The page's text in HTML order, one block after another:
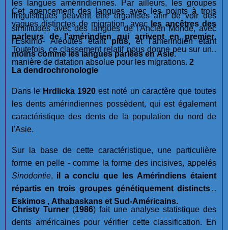
les langues amérindiennes. Par ailleurs, les groupes
linguistiques peuvent être organisés afin de voir des
similitudes avec des langues de l'Ancien Monde, avec
l'Eskimo- Aléoutes êtantplus, et l'amerindien étant
moins comme les langues parlées en Asie.
Cet agencement des langues avec les points à trois
vagues distinctes de migration, avec les ancêtres des
parleurs de l'amérindien qui arrivent en premier.
Toutefois, ce classement relatif nous donne peu sur une
manière de datation absolue pour les migrations. 2
La dendrochronologie
Dans le Hrdlicka 1920 est noté un caractère que toutes
les dents amérindiennes possèdent, qui est également
caractéristique des dents de la population du nord de
l'Asie.
Sur la base de cette caractéristique, une particulière
forme en pelle - comme la forme des incisives, appelés
Sinodontie, il a conclu que les Amérindiens étaient
répartis en trois groupes génétiquement distincts :
Eskimos , Athabaskans et Sud-Américains.
Christy Turner (1986) fait une analyse statistique des
dents américaines pour vérifier cette classification. En